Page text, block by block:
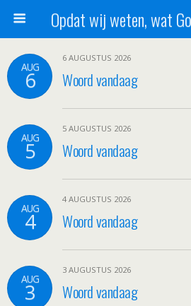
AUG
6
6 AUGUSTUS 2026
Woord vandaag
AUG
5
5 AUGUSTUS 2026
Woord vandaag
AUG
4
4 AUGUSTUS 2026
Woord vandaag
AUG
3
3 AUGUSTUS 2026
Woord vandaag